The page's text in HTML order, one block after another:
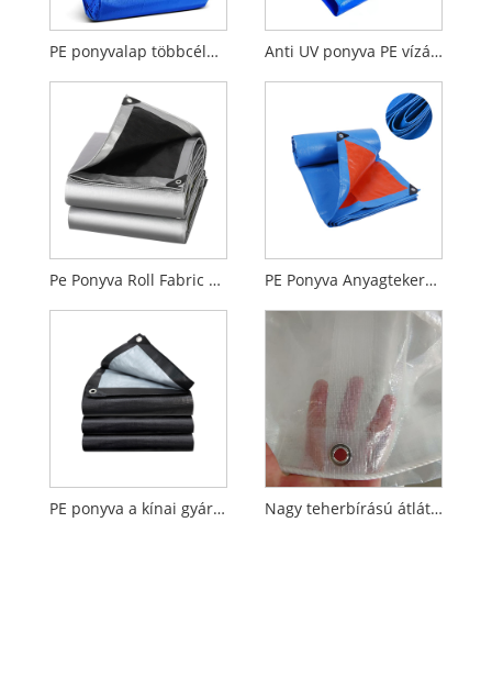
PE ponyvalap többcélú közepes súlyú vízálló nagy teherbírású szélálló PE ponyva Anti UV ponyva PE vízálló teherautó rakományburkolat pe ponyva
Pe Ponyva Roll Fabric Poly Finished Sheets HDPE Ponyva PE Ponyva Anyagtekercsek
PE ponyva a kínai gyártóktól Nagy teherbírású átlátszó PE ponyva